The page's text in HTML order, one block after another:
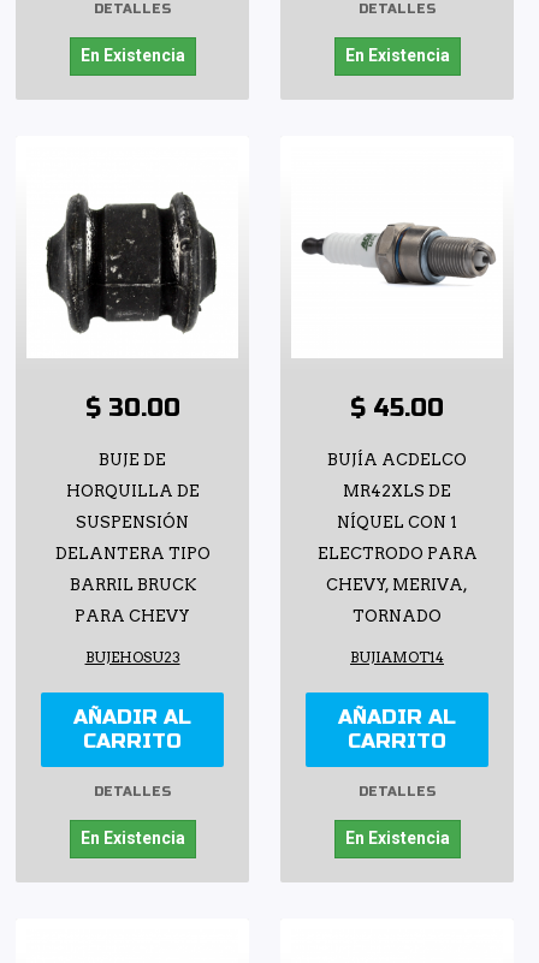
DETALLES
En Existencia
DETALLES
En Existencia
$ 30.00
BUJE DE
HORQUILLA DE
SUSPENSIÓN
DELANTERA TIPO
BARRIL BRUCK
PARA CHEVY
BUJEHOSU23
AÑADIR AL
CARRITO
DETALLES
En Existencia
$ 45.00
BUJÍA ACDELCO
MR42XLS DE
NÍQUEL CON 1
ELECTRODO PARA
CHEVY, MERIVA,
TORNADO
BUJIAMOT14
AÑADIR AL
CARRITO
DETALLES
En Existencia